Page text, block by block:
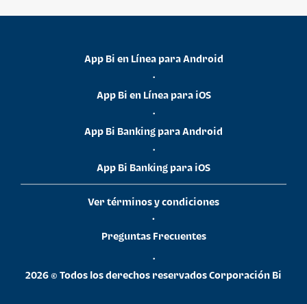
App Bi en Línea para Android
•
App Bi en Línea para iOS
•
App Bi Banking para Android
•
App Bi Banking para iOS
Ver términos y condiciones
•
Preguntas Frecuentes
•
2026 © Todos los derechos reservados Corporación Bi